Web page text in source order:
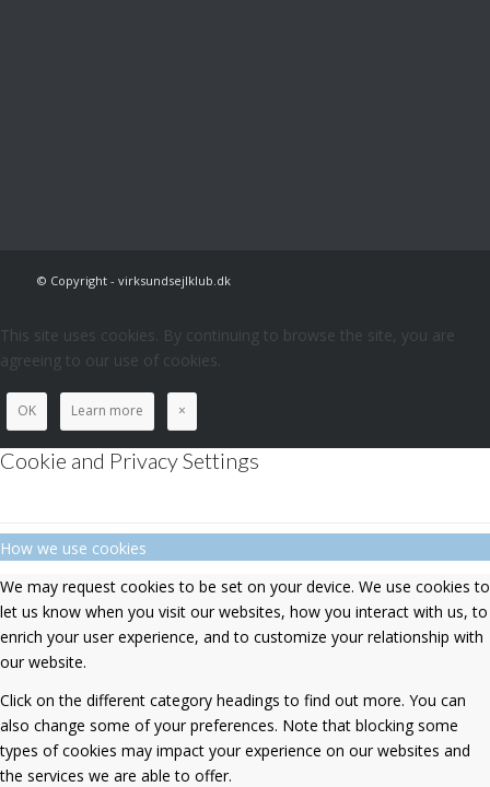
© Copyright - virksundsejlklub.dk
This site uses cookies. By continuing to browse the site, you are
agreeing to our use of cookies.
OK Learn more ×
Cookie and Privacy Settings
How we use cookies
We may request cookies to be set on your device. We use cookies to
let us know when you visit our websites, how you interact with us, to
enrich your user experience, and to customize your relationship with
our website.
Click on the different category headings to find out more. You can
also change some of your preferences. Note that blocking some
types of cookies may impact your experience on our websites and
the services we are able to offer.